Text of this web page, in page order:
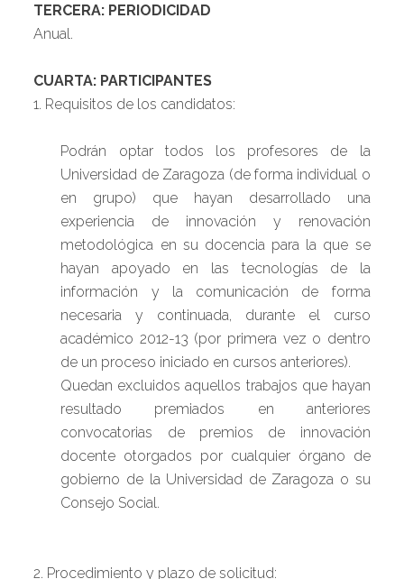
TERCERA: PERIODICIDAD
Anual.
CUARTA: PARTICIPANTES
1. Requisitos de los candidatos:
Podrán optar todos los profesores de la
Universidad de Zaragoza (de forma individual o
en grupo) que hayan desarrollado una
experiencia de innovación y renovación
metodológica en su docencia para la que se
hayan apoyado en las tecnologías de la
información y la comunicación de forma
necesaria y continuada, durante el curso
académico 2012-13 (por primera vez o dentro
de un proceso iniciado en cursos anteriores).
Quedan excluidos aquellos trabajos que hayan
resultado premiados en anteriores
convocatorias de premios de innovación
docente otorgados por cualquier órgano de
gobierno de la Universidad de Zaragoza o su
Consejo Social.
2. Procedimiento y plazo de solicitud: